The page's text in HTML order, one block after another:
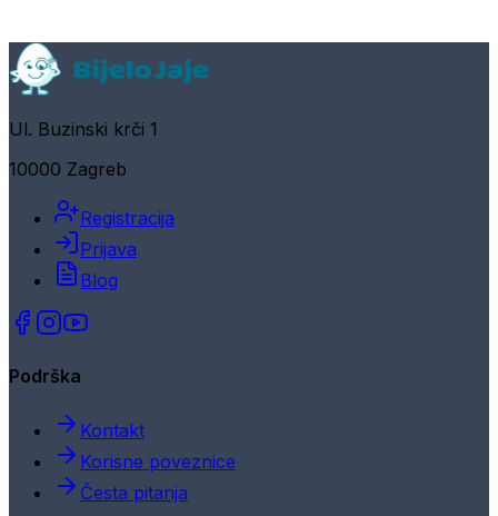
Ul. Buzinski krči 1
10000 Zagreb
Registracija
Prijava
Blog
Podrška
Kontakt
Korisne poveznice
Česta pitanja